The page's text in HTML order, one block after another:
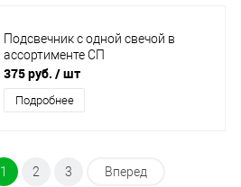
Подсвечник с одной свечой в
ассортименте СП
375 руб. / шт
Подробнее
1 2 3 Вперед